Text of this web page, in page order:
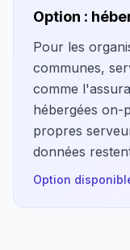
Option :
Pour les
communes,
comme
hébergées on-
propres
données
Option